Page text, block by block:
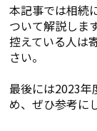
本記事では相続
ついて解説しま
控えている人は
さい。
最後には2023年
め、ぜひ参考に